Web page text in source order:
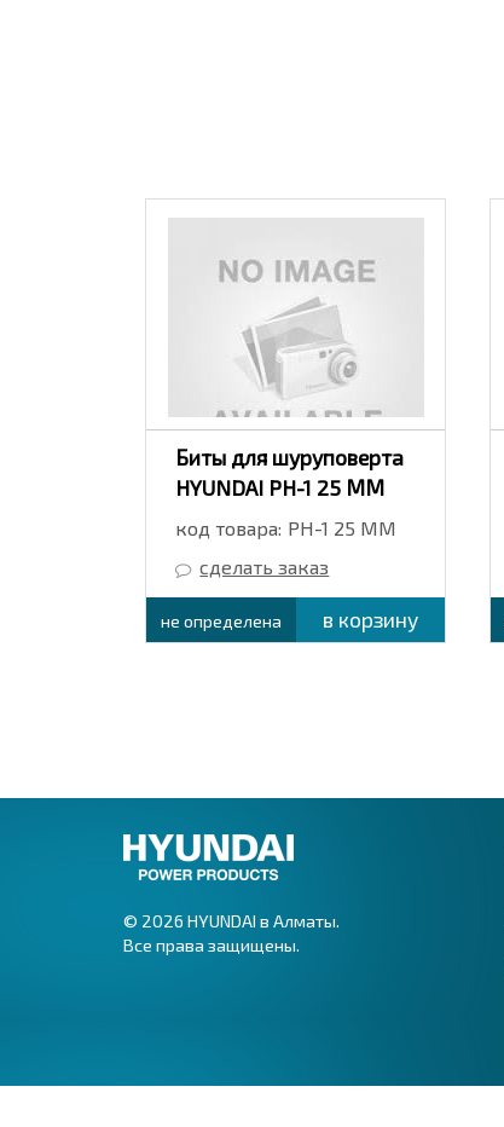
Биты для шуруповерта
HYUNDAI PH-1 25 ММ
код товара: PH-1 25 ММ
сделать заказ
не определена в корзину
© 2026 HYUNDAI в Алматы.
Все права защищены.